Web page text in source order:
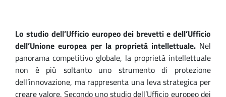
Lo studio dell’Ufficio europeo dei brevetti e dell’Ufficio
dell’Unione europea per la proprietà intellettuale. Nel
panorama competitivo globale, la proprietà intellettuale
non è più soltanto uno strumento di protezione
dell’innovazione, ma rappresenta una leva strategica per
creare valore. Secondo uno studio dell’Ufficio europeo dei